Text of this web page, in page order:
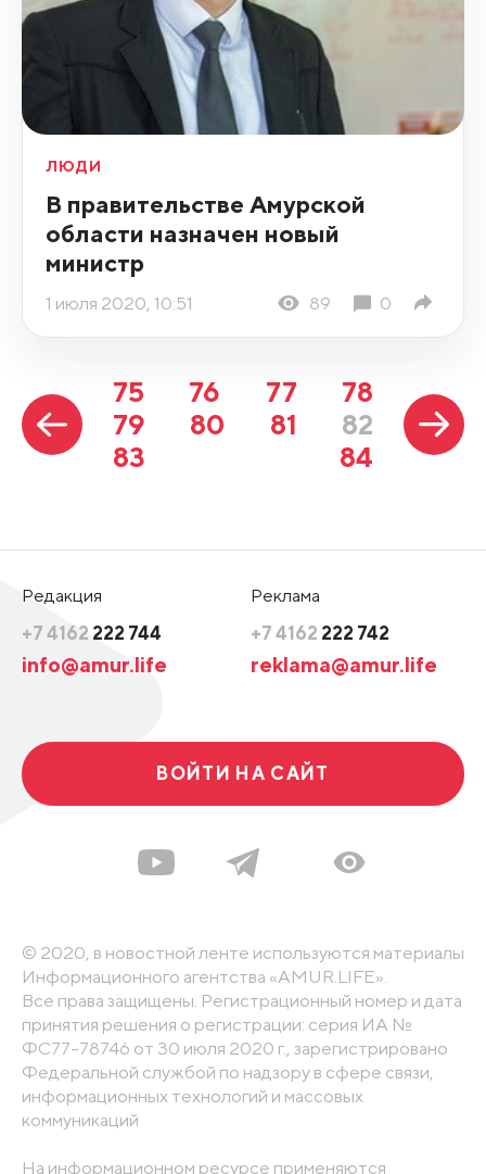
ЛЮДИ
В правительстве Амурской
области назначен новый
министр
1 июля 2020, 10:51 89 0
75 76 77
78
79
80 81
82
83
84
Редакция
+7 4162 222 744
info@amur.life
Реклама
+7 4162 222 742
reklama@amur.life
ВОЙТИ НА САЙТ
© 2020, в новостной ленте используются материалы
Информационного агентства «AMUR.LIFE».
Все права защищены. Регистрационный номер и дата
принятия решения о регистрации: серия ИА №
ФС77-78746 от 30 июля 2020 г., зарегистрировано
Федеральной службой по надзору в сфере связи,
информационных технологий и массовых
коммуникаций
На информационном ресурсе применяются